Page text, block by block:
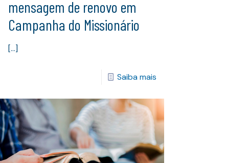
mensagem de renovo em
Campanha do Missionário
[…]
Saiba mais